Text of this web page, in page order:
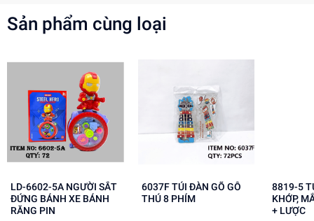
Giám sát trẻ khi chơi để đảm bảo an toàn
Phát triển tư duy, sáng tạo cho bé
Rèn luyện kỹ năng phối hợp, giải quyết vấn đề
Tăng cường sự tự tin, sáng tạo cho bé
Mua ngay đồ chơi lắp ráp tại Dochoitinphat.com
tôi cung cấp giá sỉ cho khách buôn. Liên hệ ngay hôm
Sản phẩm cùng loại
LD-6602-5A NGƯỜI SẮT
ĐỨNG BÁNH XE BÁNH
RĂNG PIN
6037F TÚI ĐÀN GÕ GỖ
THÚ 8 PHÍM
8819-5 TÚI BABY 1C
KHỚP,
+ LƯỢC